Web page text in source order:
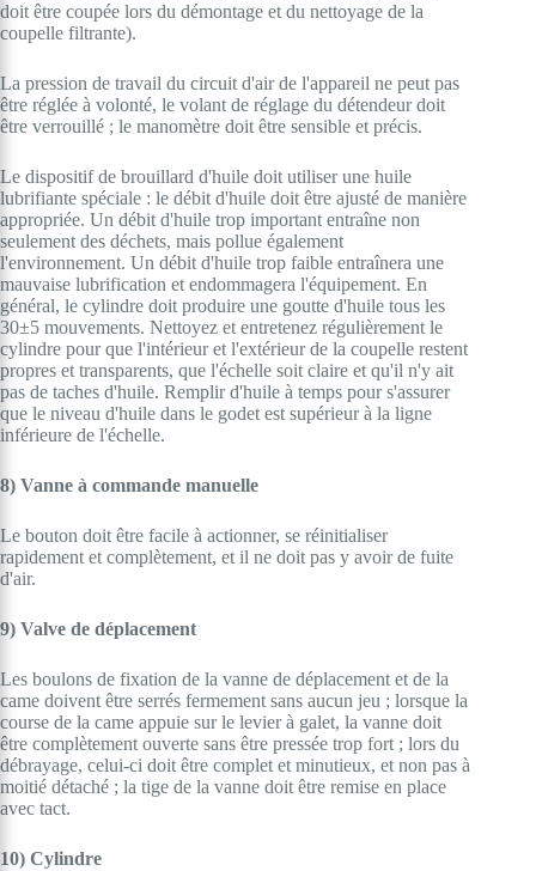
doit être coupée lors du démontage et du nettoyage de la
coupelle filtrante).
La pression de travail du circuit d'air de l'appareil ne peut pas
être réglée à volonté, le volant de réglage du détendeur doit
être verrouillé ; le manomètre doit être sensible et précis.
Le dispositif de brouillard d'huile doit utiliser une huile
lubrifiante spéciale : le débit d'huile doit être ajusté de manière
appropriée. Un débit d'huile trop important entraîne non
seulement des déchets, mais pollue également
l'environnement. Un débit d'huile trop faible entraînera une
mauvaise lubrification et endommagera l'équipement. En
général, le cylindre doit produire une goutte d'huile tous les
30±5 mouvements. Nettoyez et entretenez régulièrement le
cylindre pour que l'intérieur et l'extérieur de la coupelle restent
propres et transparents, que l'échelle soit claire et qu'il n'y ait
pas de taches d'huile. Remplir d'huile à temps pour s'assurer
que le niveau d'huile dans le godet est supérieur à la ligne
inférieure de l'échelle.
8) Vanne à commande manuelle
Le bouton doit être facile à actionner, se réinitialiser
rapidement et complètement, et il ne doit pas y avoir de fuite
d'air.
9) Valve de déplacement
Les boulons de fixation de la vanne de déplacement et de la
came doivent être serrés fermement sans aucun jeu ; lorsque la
course de la came appuie sur le levier à galet, la vanne doit
être complètement ouverte sans être pressée trop fort ; lors du
débrayage, celui-ci doit être complet et minutieux, et non pas à
moitié détaché ; la tige de la vanne doit être remise en place
avec tact.
10) Cylindre